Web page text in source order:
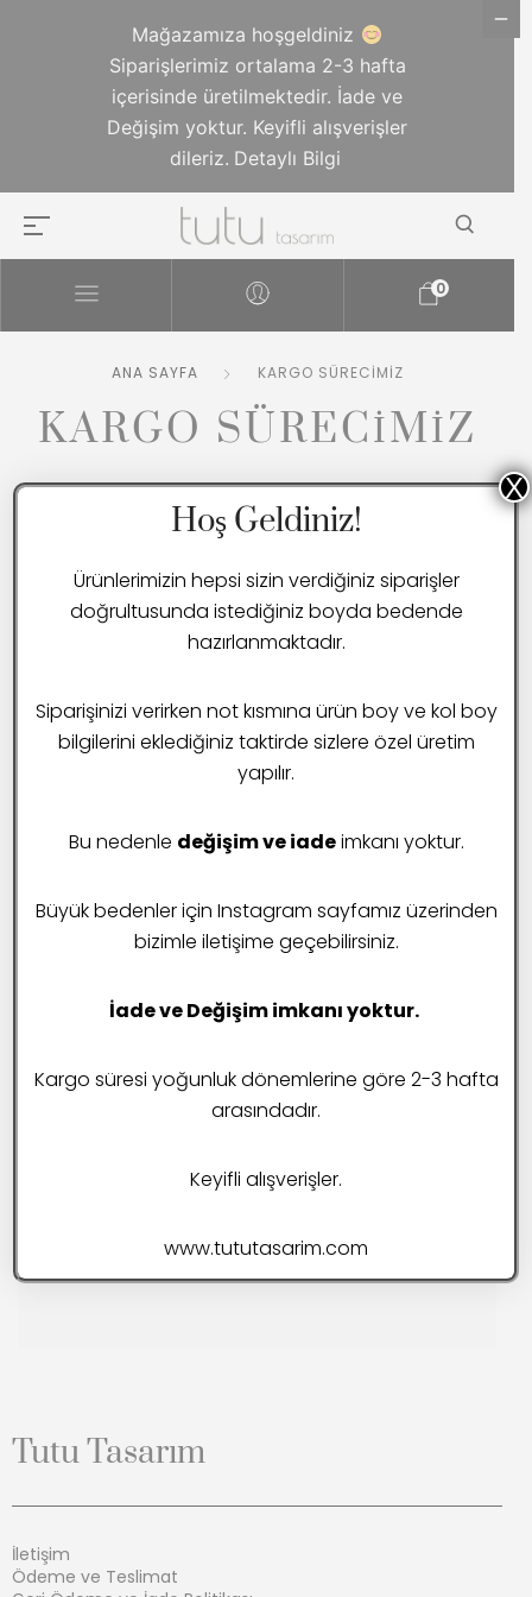
0
ANA SAYFA KARGO SÜRECIMIZ
KARGO SÜRECIMIZ
Tutu Tasarım
İletişim
Ödeme ve Teslimat
Hoş Geldiniz!
Ürünlerimizin hepsi sizin verdiğiniz siparişler
doğrultusunda istediğiniz boyda bedende
hazırlanmaktadır.
Siparişinizi verirken not kısmına ürün boy ve kol boy
bilgilerini eklediğiniz taktirde sizlere özel üretim
yapılır.
Bu nedenle değişim ve iadeimkanı yoktur.
Büyük bedenler için Instagram sayfamız üzerinden
bizimle iletişime geçebilirsiniz.
İade ve Değişim imkanı yoktur.
Kargo süresi yoğunluk dönemlerine göre 2-3 hafta
arasındadır.
Keyifli alışverişler.
www.tututasarim.com
X
Mağazamıza hoşgeldiniz
Siparişlerimiz ortalama 2-3 hafta
içerisinde üretilmektedir. İade ve
Değişim yoktur. Keyifli alışverişler
dileriz. Detaylı Bilgi